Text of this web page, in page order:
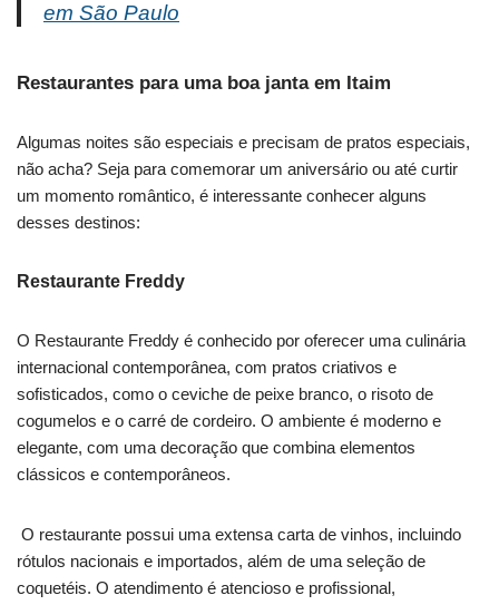
em São Paulo
Restaurantes para uma boa janta em Itaim
Algumas noites são especiais e precisam de pratos especiais,
não acha? Seja para comemorar um aniversário ou até curtir
um momento romântico, é interessante conhecer alguns
desses destinos:
Restaurante Freddy
O Restaurante Freddy é conhecido por oferecer uma culinária
internacional contemporânea, com pratos criativos e
sofisticados, como o ceviche de peixe branco, o risoto de
cogumelos e o carré de cordeiro. O ambiente é moderno e
elegante, com uma decoração que combina elementos
clássicos e contemporâneos.
O restaurante possui uma extensa carta de vinhos, incluindo
rótulos nacionais e importados, além de uma seleção de
coquetéis. O atendimento é atencioso e profissional,